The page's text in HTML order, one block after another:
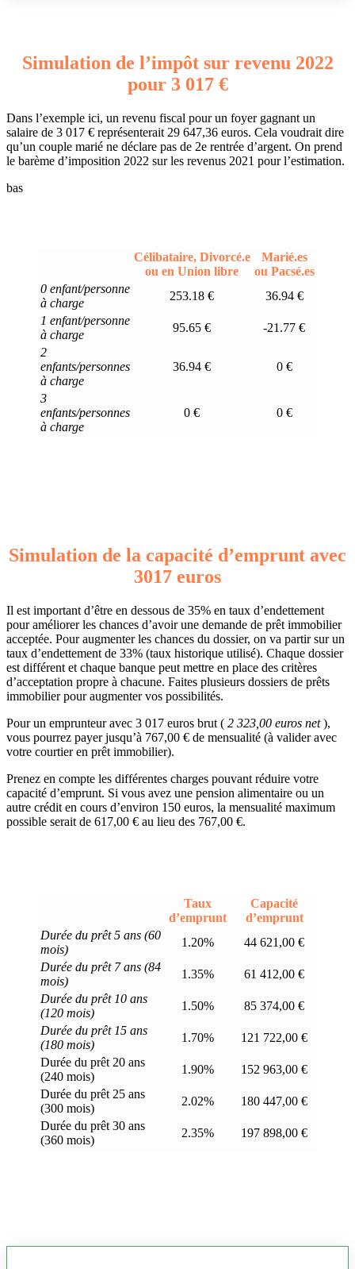
Simulation de l’impôt sur revenu 2022
pour 3 017 €
Dans l’exemple ici, un revenu fiscal pour un foyer gagnant un
salaire de 3 017 € représenterait 29 647,36 euros. Cela voudrait dire
qu’un couple marié ne déclare pas de 2e rentrée d’argent. On prend
le barème d’imposition 2022 sur les revenus 2021 pour l’estimation.
bas
Célibataire, Divorcé.e
ou en Union libre
Marié.es
ou Pacsé.es
0 enfant/personne
à charge
253.18 €
36.94 €
1 enfant/personne
à charge
95.65 €
-21.77 €
2
enfants/personnes
à charge
36.94 € 0 €
3
enfants/personnes
à charge
0 € 0 €
Simulation de la capacité d’emprunt avec
3017 euros
Il est important d’être en dessous de 35% en taux d’endettement
pour améliorer les chances d’avoir une demande de prêt immobilier
acceptée. Pour augmenter les chances du dossier, on va partir sur un
taux d’endettement de 33% (taux historique utilisé). Chaque dossier
est différent et chaque banque peut mettre en place des critères
d’acceptation propre à chacune. Faites plusieurs dossiers de prêts
immobilier pour augmenter vos possibilités.
Pour un emprunteur avec 3 017 euros brut ( 2 323,00 euros net),
vous pourrez payer jusqu’à 767,00 € de mensualité (à valider avec
votre courtier en prêt immobilier).
Prenez en compte les différentes charges pouvant réduire votre
capacité d’emprunt. Si vous avez une pension alimentaire ou un
autre crédit en cours d’environ 150 euros, la mensualité maximum
possible serait de 617,00 € au lieu des 767,00 €.
Taux
d’emprunt
Capacité
d’emprunt
Durée du prêt 5 ans (60
mois)
1.20%
44 621,00 €
Durée du prêt 7 ans (84
mois)
1.35%
61 412,00 €
Durée du prêt 10 ans
(120 mois)
1.50%
85 374,00 €
Durée du prêt 15 ans
(180 mois)
1.70%
121 722,00 €
Durée du prêt 20 ans
(240 mois)
1.90%
152 963,00 €
Durée du prêt 25 ans
(300 mois)
2.02%
180 447,00 €
Durée du prêt 30 ans
(360 mois)
2.35% 197 898,00 €